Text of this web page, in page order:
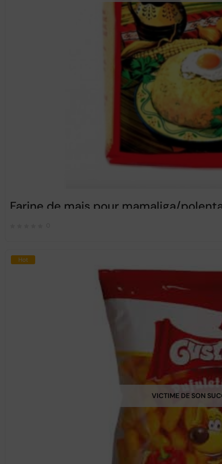
Farine de mais pour mamaliga/
Hot
VICTIME DE SON